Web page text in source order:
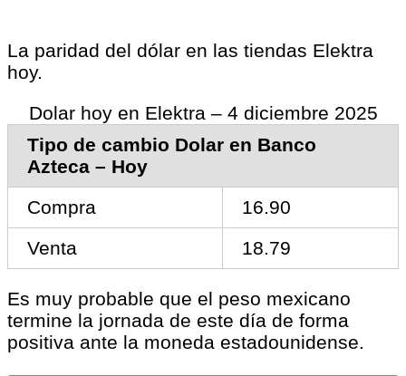
La paridad del dólar en las tiendas Elektra
hoy.
Dolar hoy en Elektra – 4 diciembre 2025
Tipo de cambio Dolar en Banco
Azteca – Hoy
Compra
16.90
Venta
18.79
Es muy probable que el peso mexicano
termine la jornada de este día de forma
positiva ante la moneda estadounidense.